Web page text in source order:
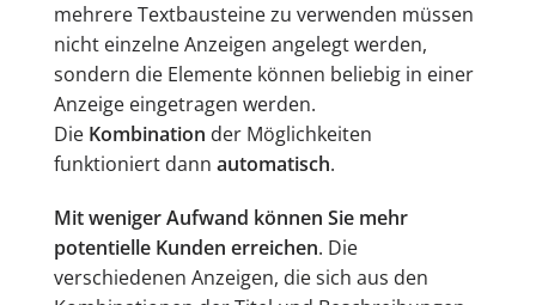
mehrere Textbausteine zu verwenden müssen
nicht einzelne Anzeigen angelegt werden,
sondern die Elemente können beliebig in einer
Anzeige eingetragen werden.
Die Kombination der Möglichkeiten
funktioniert dann automatisch.
Mit weniger Aufwand können Sie mehr
potentielle Kunden erreichen. Die
verschiedenen Anzeigen, die sich aus den